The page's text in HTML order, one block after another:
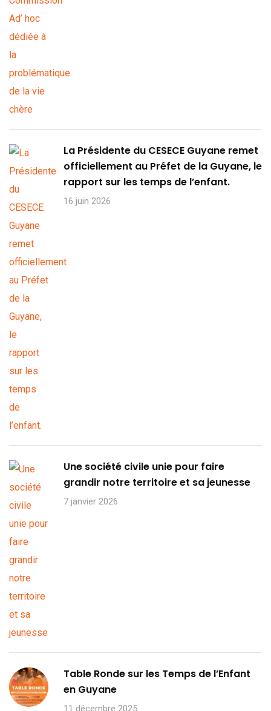
La Présidente du CESECE Guyane remet
officiellement au Préfet de la Guyane, le
rapport sur les temps de l’enfant.
16 juin 2026
Une société civile unie pour faire
grandir notre territoire et sa jeunesse
7 janvier 2026
Table Ronde sur les Temps de l’Enfant
en Guyane
11 décembre 2025